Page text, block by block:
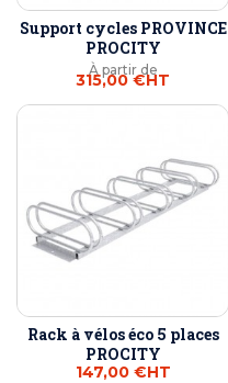
Support cycles PROVINCE
PROCITY
À partir de
315,00 €HT
Rack à vélos éco 5 places
PROCITY
147,00 €HT